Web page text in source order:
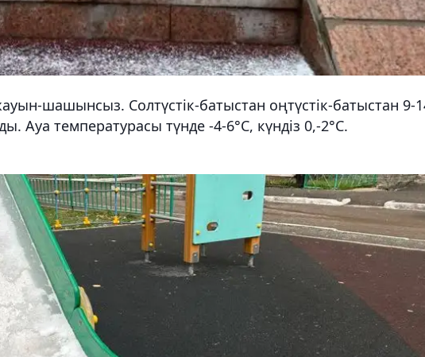
шашынсыз. Солтүстік-батыстан оңтүстік-батыстан 9-
Ауа температурасы түнде -4-6°C, күндіз 0,-2°C.